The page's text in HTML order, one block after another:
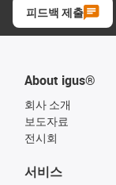
피드백 제출
About igus®
회사 소개
보도자료
전시회
서비스